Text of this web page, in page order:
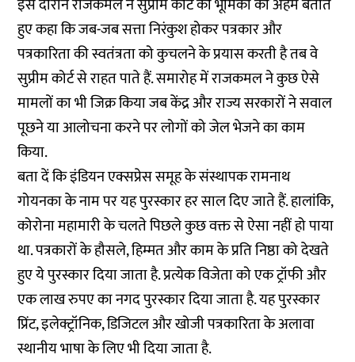
इस दौरान राजकमल ने सुप्रीम कोर्ट की भूमिका को अहम बताते
हुए कहा कि जब-जब सत्ता निरंकुश होकर पत्रकार और
पत्रकारिता की स्वतंत्रता को कुचलने के प्रयास करती है तब वे
सुप्रीम कोर्ट से राहत पाते हैं. समारोह में राजकमल ने कुछ ऐसे
मामलों का भी जिक्र किया जब केंद्र और राज्य सरकारों ने सवाल
पूछने या आलोचना करने पर लोगों को जेल भेजने का काम
किया.
बता दें कि इंडियन एक्सप्रेस समूह के संस्थापक रामनाथ
गोयनका के नाम पर यह पुरस्कार हर साल दिए जाते हैं. हालांकि,
कोरोना महामारी के चलते पिछले कुछ वक्त से ऐसा नहीं हो पाया
था. पत्रकारों के हौसले, हिम्मत और काम के प्रति निष्ठा को देखते
हुए ये पुरस्कार दिया जाता है. प्रत्येक विजेता को एक ट्रॉफी और
एक लाख रुपए का नगद पुरस्कार दिया जाता है. यह पुरस्कार
प्रिंट, इलेक्ट्रॉनिक, डिजिटल और खोजी पत्रकारिता के अलावा
स्थानीय भाषा के लिए भी दिया जाता है.